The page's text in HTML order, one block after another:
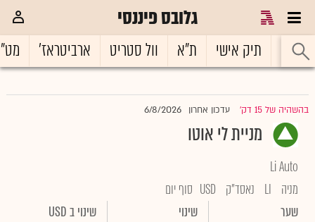
גלובס פיננסי
ראשי תיק אישי ת"א וול סטריט ארביטראז'
בהשהיה של 15 דק' עדכון אחרון 6/8/2026
מניית לי אוטו
Li Auto
מניה
LI נאסד"ק USD סוף יום
שער
שינוי שינוי ב USD